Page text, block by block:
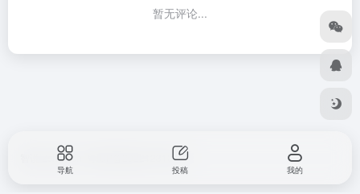
暂无评论...
智说 Zshuo.cn 粤ICP备2022123107号
导航 投稿 我的